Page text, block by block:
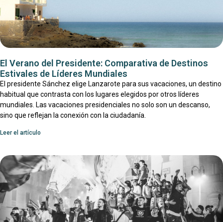
El Verano del Presidente: Comparativa de Destinos
Estivales de Líderes Mundiales
El presidente Sánchez elige Lanzarote para sus vacaciones, un destino
habitual que contrasta con los lugares elegidos por otros líderes
mundiales. Las vacaciones presidenciales no solo son un descanso,
sino que reflejan la conexión con la ciudadanía.
Leer el artículo